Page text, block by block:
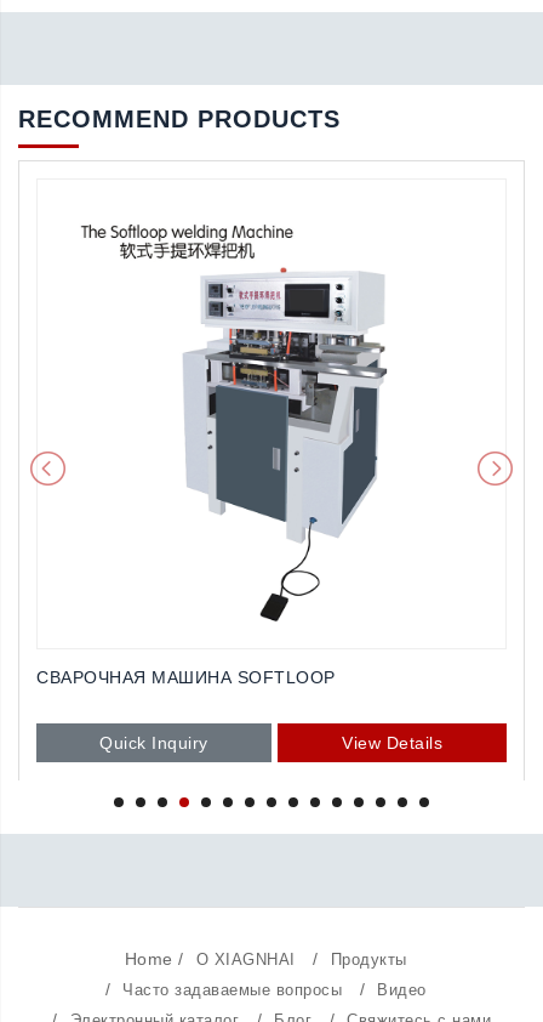
RECOMMEND PRODUCTS
СВАРОЧНАЯ МАШИНА SOFTLOOP
Quick Inquiry View Details
Home / О XIAGNHAI / Продукты
/ Часто задаваемые вопросы / Видео